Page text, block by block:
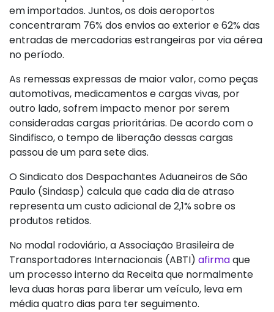
em importados. Juntos, os dois aeroportos
concentraram 76% dos envios ao exterior e 62% das
entradas de mercadorias estrangeiras por via aérea
no período.
As remessas expressas de maior valor, como peças
automotivas, medicamentos e cargas vivas, por
outro lado, sofrem impacto menor por serem
consideradas cargas prioritárias. De acordo com o
Sindifisco, o tempo de liberação dessas cargas
passou de um para sete dias.
O Sindicato dos Despachantes Aduaneiros de São
Paulo (Sindasp) calcula que cada dia de atraso
representa um custo adicional de 2,1% sobre os
produtos retidos.
No modal rodoviário, a Associação Brasileira de
Transportadores Internacionais (ABTI) afirmaque
um processo interno da Receita que normalmente
leva duas horas para liberar um veículo, leva em
média quatro dias para ter seguimento.